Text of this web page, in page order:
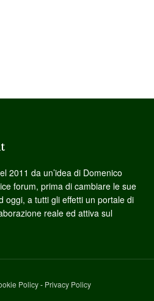
2011 da un’idea di Domenico
forum, prima di cambiare le sue
oggi, a tutti gli effetti un portale di
reale ed attiva sul
Policy- Privacy Policy